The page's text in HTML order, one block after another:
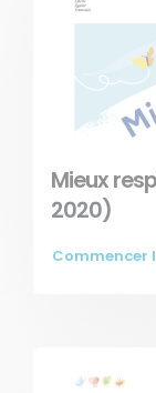
Mieux
2020)
Commencer